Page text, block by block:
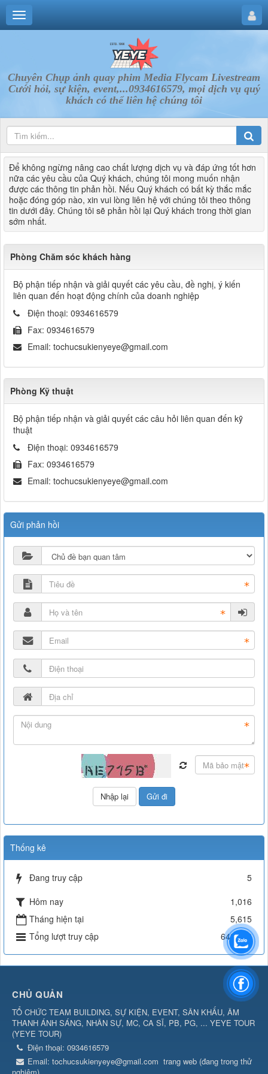
Chuyên Chụp ảnh quay phim Media Flycam Livestream
Cưới hỏi, sự kiện, event,...0934616579, mọi dịch vụ quý
khách có thể liên hệ chúng tôi
Để không ngừng nâng cao chất lượng dịch vụ và đáp ứng tốt hơn
nữa các yêu cầu của Quý khách, chúng tôi mong muốn nhận
được các thông tin phản hồi. Nếu Quý khách có bất kỳ thắc mắc
hoặc đóng góp nào, xin vui lòng liên hệ với chúng tôi theo thông
tin dưới đây. Chúng tôi sẽ phản hồi lại Quý khách trong thời gian
sớm nhất.
Phòng Chăm sóc khách hàng
Bộ phận tiếp nhận và giải quyết các yêu cầu, đề nghị, ý kiến
liên quan đến hoạt động chính của doanh nghiệp
Điện thoại: 0934616579
Fax: 0934616579
Email: tochucsukienyeye@gmail.com
Phòng Kỹ thuật
Bộ phận tiếp nhận và giải quyết các câu hỏi liên quan đến kỹ
thuật
Điện thoại: 0934616579
Fax: 0934616579
Email: tochucsukienyeye@gmail.com
Gửi phản hồi
Thống kê
Đang truy cập
5
Hôm nay
1,016
Tháng hiện tại
5,615
Tổng lượt truy cập
642,446
CHỦ QUẢN
TỔ CHỨC TEAM BUILDING, SỰ KIỆN, EVENT, SÂN KHẤU, ÂM
THANH ÁNH SÁNG, NHÂN SỰ, MC, CA SĨ, PB, PG, ... YEYE TOUR
(YEYE TOUR)
Điện thoại: 0934616579
Email: tochucsukienyeye@gmail.com trang web (đang trong thử